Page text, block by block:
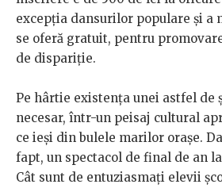
excepția dansurilor populare și a
se oferă gratuit, pentru
de dispariție.
Pe hârtie existența unei astfel de
necesar, într-un peisaj cultural
ce ieși din bulele marilor orașe.
fapt, un spectacol de final de an
Cât sunt de entuziasmați elevii